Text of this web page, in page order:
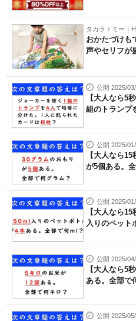
タカラトミー｜
おかたづけも
声やセリフ
公開 2025/
【大人なら5
組のトランプ
公開 2025/
【大人なら
が5個ある。
公開 2025/
【大人なら
入りのペット
公開 2025/
【大人なら5
ある。全部で
公開 2025/